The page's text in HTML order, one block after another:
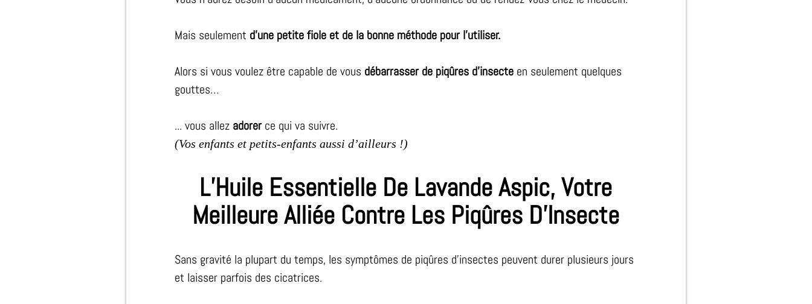
Mais seulement d’une petite fiole et de la bonne méthode pour l’utiliser.
Alors si vous voulez être capable de vous débarrasser de piqûres d’insecte en seulement quelques
gouttes…
... vous allez adorerce qui va suivre.
(Vos enfants et petits-enfants aussi d’ailleurs !)
L’Huile Essentielle De Lavande Aspic, Votre
Meilleure Alliée Contre Les Piqûres D’Insecte
Sans gravité la plupart du temps, les symptômes de piqûres d’insectes peuvent durer plusieurs jours
et laisser parfois des cicatrices.